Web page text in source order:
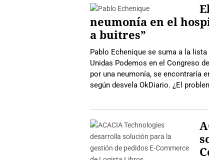
neumonía en el
a buitres”
Pablo Echenique se suma a la
Unidas Podemos en el Congreso
por una neumonía, se encontraría
según desvela OkDiario. ¿El